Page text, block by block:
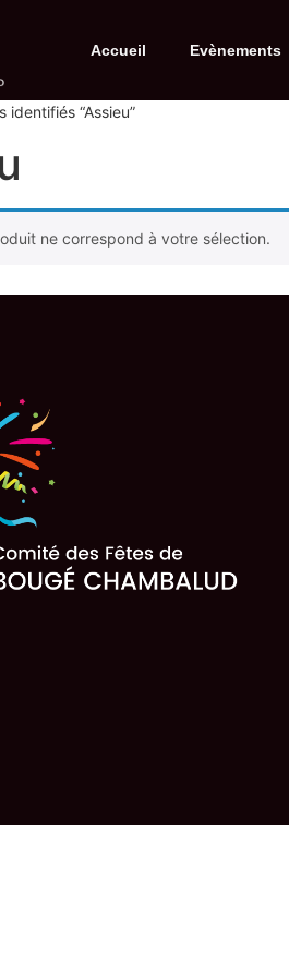
Accueil Evènements
identifiés “Assieu”
ne correspond à votre sélection.